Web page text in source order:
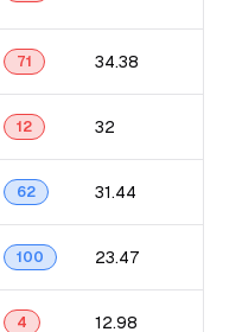
71 34.38
12 32
62 31.44
100 23.47
4 12.98